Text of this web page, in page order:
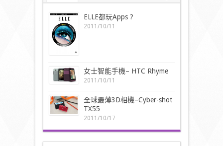
ELLE都玩Apps ?
2011/10/11
女士智能手機– HTC Rhyme
2011/10/11
全球最薄3D相機–Cyber-shot
TX55
2011/10/17